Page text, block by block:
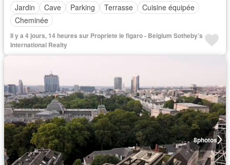
Jardin
Cave Parking Terrasse
Cuisine équipée
Cheminée
Il y a 4 jours, 14 heures sur Propriete le figaro - Belgium Sotheby’s
International Realty
8photos